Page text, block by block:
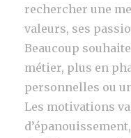
rechercher une
valeurs, ses
Beaucoup
métier, plus en
personnelles ou
Les motivations